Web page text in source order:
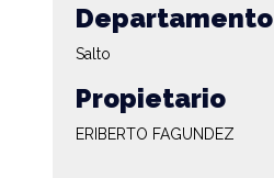
Departamento
Salto
Propietario
ERIBERTO FAGUNDEZ